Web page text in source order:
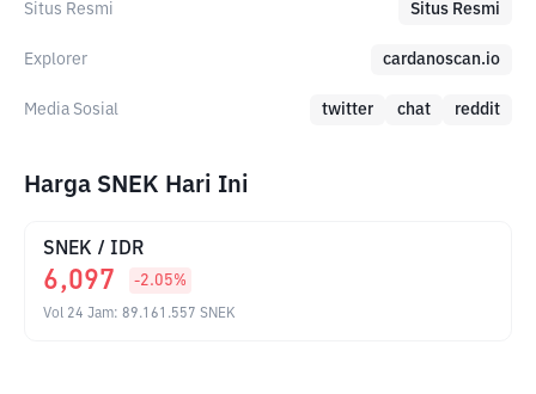
Situs Resmi Situs Resmi
Explorer cardanoscan.io
Media Sosial twitter chat reddit
Harga SNEK Hari Ini
SNEK / IDR
6,097 -2.05%
Vol 24 Jam: 89.161.557 SNEK